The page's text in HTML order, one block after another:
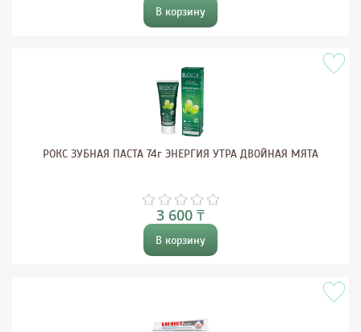
В корзину
РОКС ЗУБНАЯ ПАСТА 74г ЭНЕРГИЯ УТРА ДВОЙНАЯ МЯТА
3 600 ₸
В корзину